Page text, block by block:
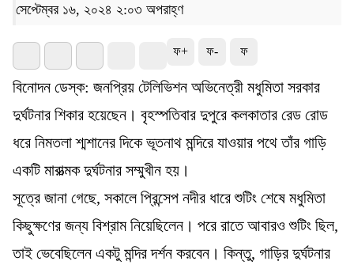
সেপ্টেম্বর ১৬, ২০২৪ ২:০৩ অপরাহ্ণ
ফ+ ফ- ফ
বিনোদন ডেস্ক: জনপ্রিয় টেলিভিশন অভিনেত্রী মধুমিতা সরকার
দুর্ঘটনার শিকার হয়েছেন। বৃহস্পতিবার দুপুরে কলকাতার রেড রোড
ধরে নিমতলা শ্মশানের দিকে ভূতনাথ মন্দিরে যাওয়ার পথে তাঁর গাড়ি
একটি মারাত্মক দুর্ঘটনার সম্মুখীন হয়।
সূত্রে জানা গেছে, সকালে প্রিন্সেপ নদীর ধারে শুটিং শেষে মধুমিতা
কিছুক্ষণের জন্য বিশ্রাম নিয়েছিলেন। পরে রাতে আবারও শুটিং ছিল,
তাই ভেবেছিলেন একটু মন্দির দর্শন করবেন। কিন্তু, গাড়ির দুর্ঘটনার